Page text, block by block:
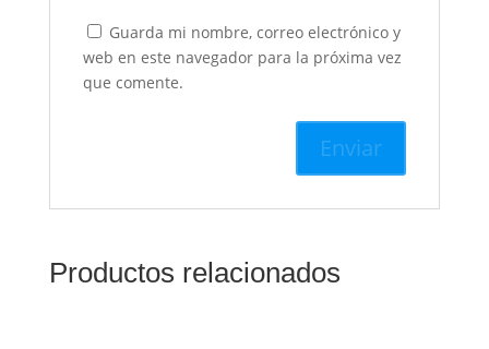
Guarda mi nombre, correo electrónico y
web en este navegador para la próxima vez
que comente.
Productos relacionados